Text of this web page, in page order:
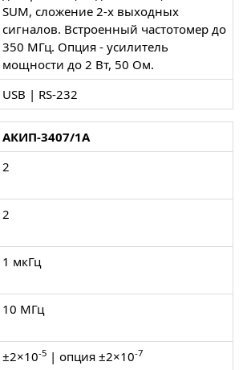
SUM, сложение 2-х выходных
сигналов. Встроенный частотомер до
350 МГц. Опция - усилитель
мощности до 2 Вт, 50 Ом.
USB | RS-232
АКИП-3407/1А
2
2
1 мкГц
10 МГц
±2×10-5| опция ±2×10-7